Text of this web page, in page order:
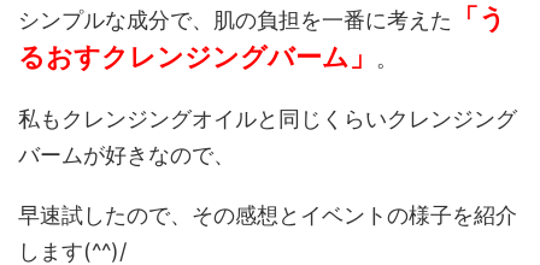
シンプルな成分で、肌の負担を一番に考えた
「う
るおすクレンジングバーム」
。
私もクレンジングオイルと同じくらいクレンジング
バームが好きなので、
早速試したので、その感想とイベントの様子を紹介
します(^^)/